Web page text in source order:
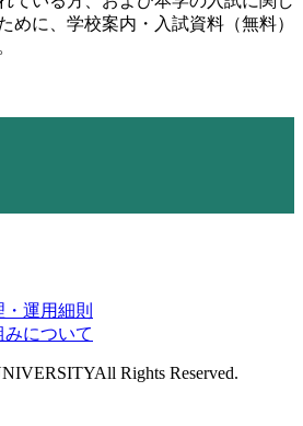
めに、学校案内・入試資料（無料）
運用細則
について
Rights Reserved.